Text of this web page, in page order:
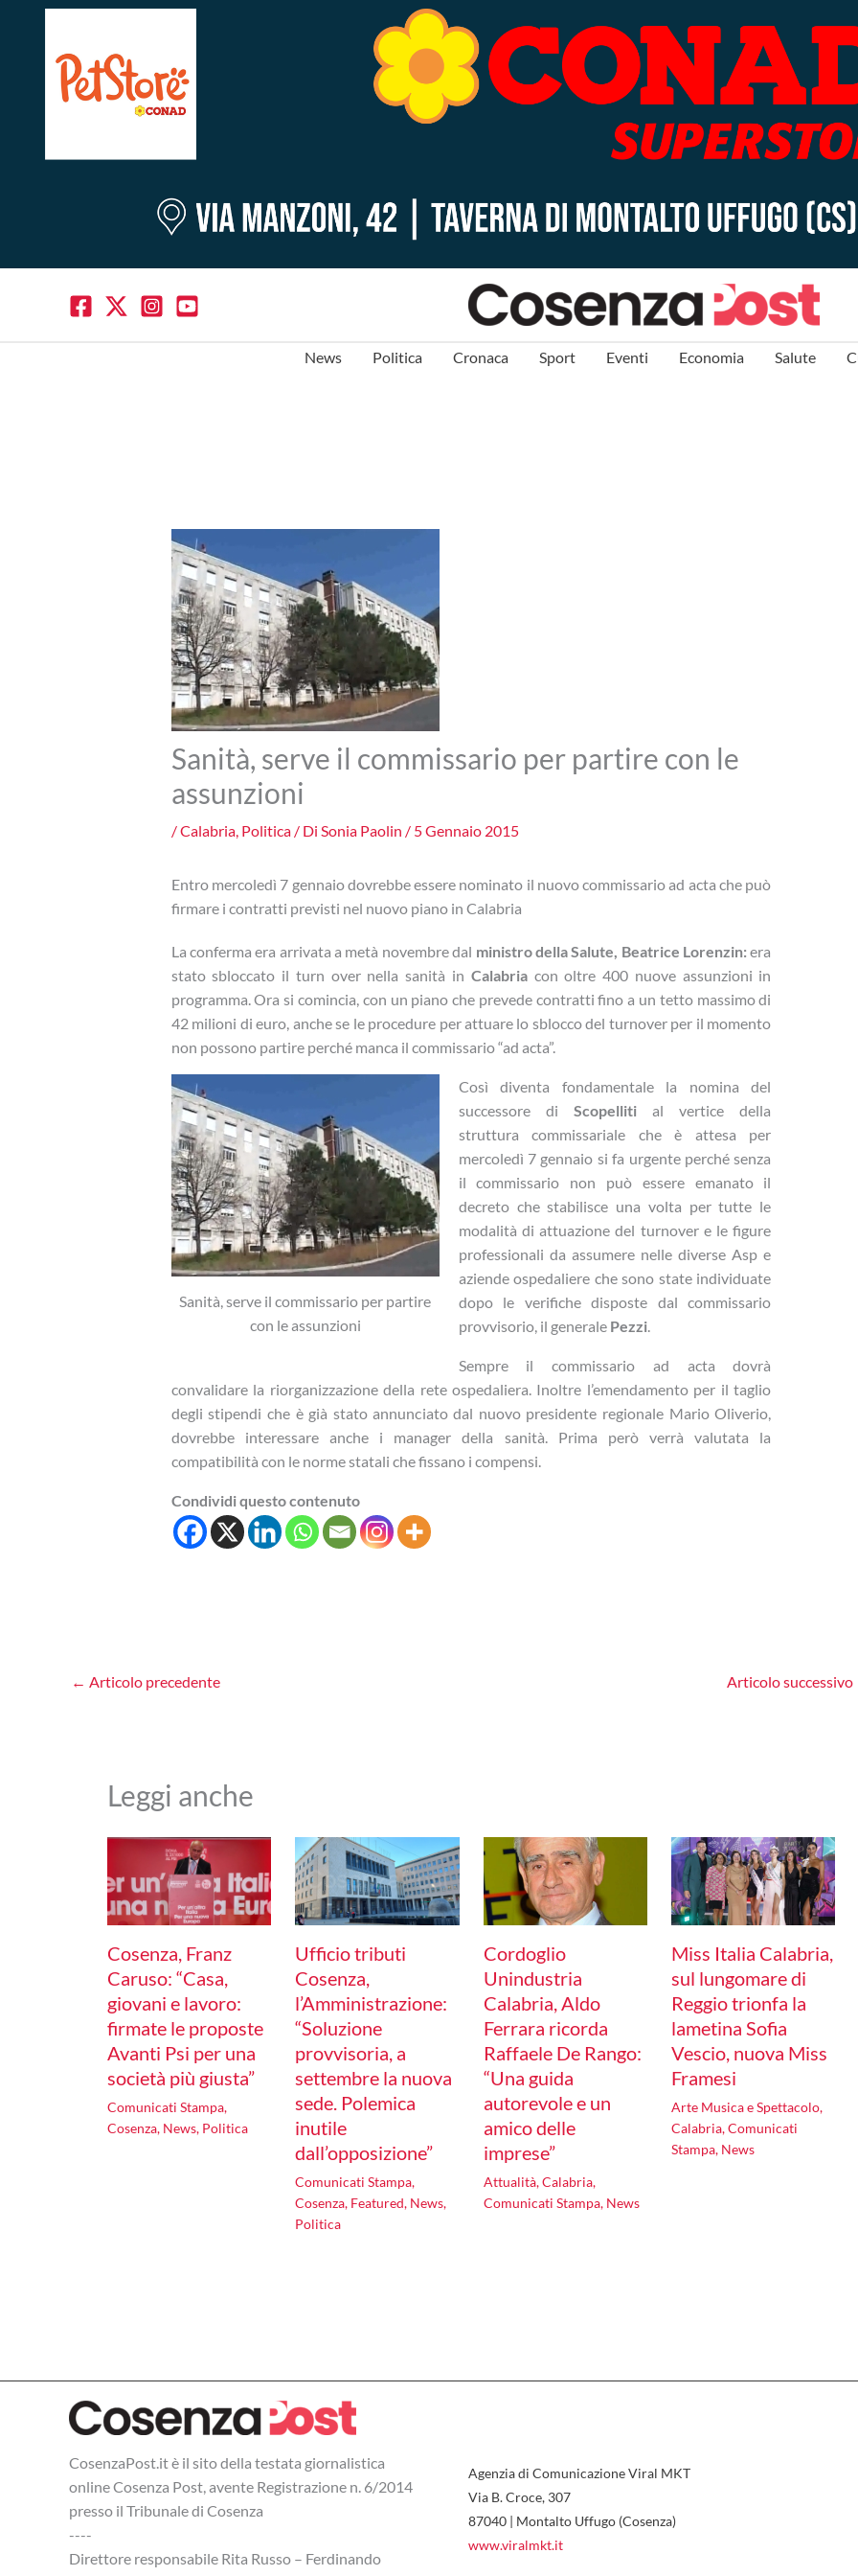
News Politica Cronaca Sport Eventi Economia Salute
Sanità, serve il commissario per partire con le
assunzioni
/Calabria, Politica/ Di Sonia Paolin / 5 Gennaio 2015
Entro mercoledì 7 gennaio dovrebbe essere nominato il nuovo commissario ad acta che può
firmare i contratti previsti nel nuovo piano in Calabria
La conferma era arrivata a metà novembre dal ministro della Salute, Beatrice Lorenzin: era
stato sbloccato il turn over nella sanità in Calabriacon oltre 400 nuove assunzioni in
programma. Ora si comincia, con un piano che prevede contratti fino a un tetto massimo di
42 milioni di euro, anche se le procedure per attuare lo sblocco del turnover per il momento
non possono partire perché manca il commissario “ad acta”.
Sanità, serve il commissario per partire
con le assunzioni
Così diventa fondamentale la nomina del
successore di Scopellitial vertice della
struttura commissariale che è attesa per
mercoledì 7 gennaio si fa urgente perché senza
il commissario non può essere emanato il
decreto che stabilisce una volta per tutte le
modalità di attuazione del turnover e le figure
professionali da assumere nelle diverse Asp e
aziende ospedaliere che sono state individuate
dopo le verifiche disposte dal commissario
provvisorio, il generale Pezzi.
Sempre il commissario ad acta dovrà
convalidare la riorganizzazione della rete ospedaliera. Inoltre l’emendamento per il taglio
degli stipendi che è già stato annunciato dal nuovo presidente regionale Mario Oliverio,
dovrebbe interessare anche i manager della sanità. Prima però verrà valutata la
compatibilità con le norme statali che fissano i compensi.
Condividi questo contenuto
← Articolo precedente Articolo successivo
Leggi anche
Cosenza, Franz
Caruso: “Casa,
giovani e lavoro:
firmate le proposte
Avanti Psi per una
società più giusta”
Comunicati Stampa,
Cosenza, News, Politica
Ufficio tributi
Cosenza,
l’Amministrazione:
“Soluzione
provvisoria, a
settembre la nuova
sede. Polemica
inutile
dall’opposizione”
Comunicati Stampa,
Cosenza, Featured, News,
Politica
Cordoglio
Unindustria
Calabria, Aldo
Ferrara ricorda
Raffaele De Rango:
“Una guida
autorevole e un
amico delle
imprese”
Attualità,Calabria,
Comunicati Stampa, News
Miss Italia Calabria,
sul lungomare di
Reggio trionfa la
lametina Sofia
Vescio, nuova Miss
Framesi
Arte Musica e Spettacolo,
Calabria,Comunicati
Stampa, News
CosenzaPost.it è il sito della testata giornalistica
online Cosenza Post, avente Registrazione n. 6/2014
presso il Tribunale di Cosenza
----
Direttore responsabile Rita Russo – Ferdinando
Agenzia di Comunicazione Viral MKT
Via B. Croce, 307
87040 | Montalto Uffugo (Cosenza)
www.viralmkt.it